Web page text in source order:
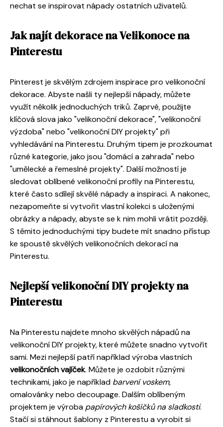
nechat se inspirovat nápady ostatních uživatelů.
Jak najít dekorace na Velikonoce na
Pinterestu
Pinterest je skvělým zdrojem inspirace pro velikonoční
dekorace. Abyste našli ty nejlepší nápady, můžete
využít několik jednoduchých triků. Zaprvé, použijte
klíčová slova jako "velikonoční dekorace", "velikonoční
výzdoba" nebo "velikonoční DIY projekty" při
vyhledávání na Pinterestu. Druhým tipem je prozkoumat
různé kategorie, jako jsou "domácí a zahrada" nebo
"umělecké a řemeslné projekty". Další možností je
sledovat oblíbené velikonoční profily na Pinterestu,
které často sdílejí skvělé nápady a inspiraci. A nakonec,
nezapomeňte si vytvořit vlastní kolekci s uloženými
obrázky a nápady, abyste se k nim mohli vrátit později.
S těmito jednoduchými tipy budete mít snadno přístup
ke spoustě skvělých velikonočních dekorací na
Pinterestu.
Nejlepší velikonoční DIY projekty na
Pinterestu
Na Pinterestu najdete mnoho skvělých nápadů na
velikonoční DIY projekty, které můžete snadno vytvořit
sami. Mezi nejlepší patří například výroba vlastních
velikonočních vajíček. Můžete je ozdobit různými
technikami, jako je například barvení voskem,
omalovánky nebo decoupage. Dalším oblíbeným
projektem je výroba papírových košíčků na sladkosti.
Stačí si stáhnout šablony z Pinterestu a vyrobit si